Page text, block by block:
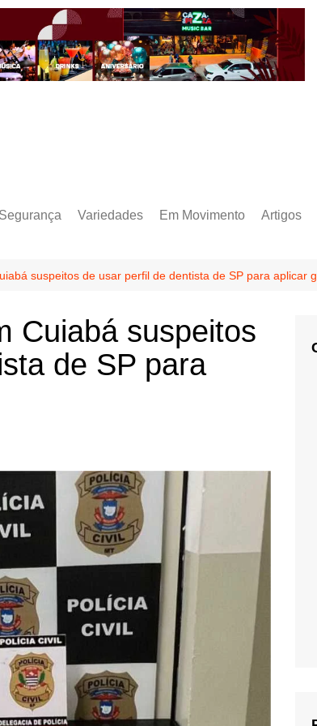
Segurança Variedades Em Movimento Artigos
suspeitos de usar perfil de dentista de SP para aplicar
Cuiabá suspeitos
de SP para